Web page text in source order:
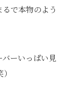
るで本物のよう
ーいっぱい見